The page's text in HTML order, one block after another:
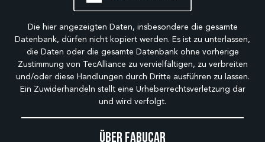
Über Fabucar
Die hier angezeigten Daten, insbesondere die gesamte
Datenbank, dürfen nicht kopiert werden. Es ist zu unterlassen,
die Daten oder die gesamte Datenbank ohne vorherige
Zustimmung von TecAlliance zu vervielfältigen, zu verbreiten
und/oder diese Handlungen durch Dritte ausführen zu lassen.
Ein Zuwiderhandeln stellt eine Urheberrechtsverletzung dar
und wird verfolgt.